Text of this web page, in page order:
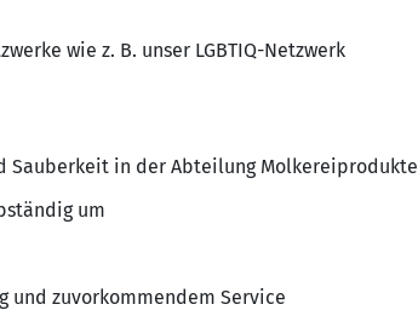
wie z. B. unser LGBTIQ-Netzwerk
Sauberkeit in der Abteilung Molkereiprodukte
um
und zuvorkommendem Service